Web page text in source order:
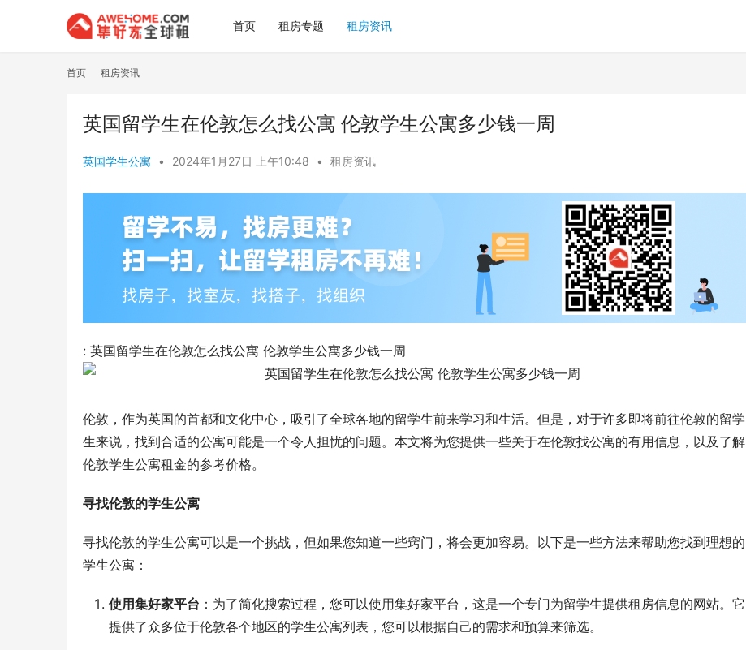
首页 租房专题 租房资讯
首页 租房资讯
英国留学生在伦敦怎么找公寓 伦敦学生公寓多少钱一周
英国学生公寓 • 2024年1月27日 上午10:48 • 租房资讯
: 英国留学生在伦敦怎么找公寓 伦敦学生公寓多少钱一周
伦敦，作为英国的首都和文化中心，吸引了全球各地的留学生前来学习和生活。但是，对于许多即将前往伦敦的留学
生来说，找到合适的公寓可能是一个令人担忧的问题。本文将为您提供一些关于在伦敦找公寓的有用信息，以及了解
伦敦学生公寓租金的参考价格。
寻找伦敦的学生公寓
寻找伦敦的学生公寓可以是一个挑战，但如果您知道一些窍门，将会更加容易。以下是一些方法来帮助您找到理想的
学生公寓：
使用集好家平台 ：为了简化搜索过程，您可以使用集好家平台，这是一个专门为留学生提供租房信息的网站。它
提供了众多位于伦敦各个地区的学生公寓列表，您可以根据自己的需求和预算来筛选。